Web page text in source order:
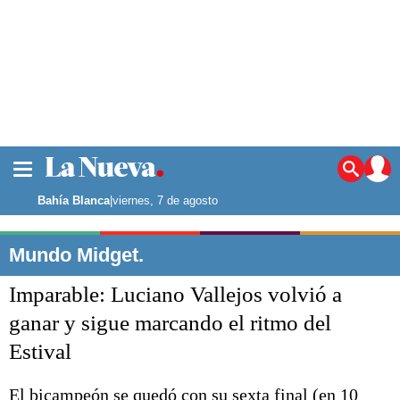
Noticias
La ciudad
Punta Alta
El mundo
Seguridad
Bahía Blanca|viernes, 7 de agosto
Mundo Midget.
Imparable: Luciano Vallejos volvió a
ganar y sigue marcando el ritmo del
Estival
El bicampeón se quedó con su sexta final (en 10